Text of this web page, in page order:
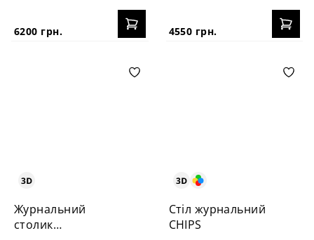
6200 грн. 4550 грн.
Журнальний
столик
Стіл журнальний
CHIPS